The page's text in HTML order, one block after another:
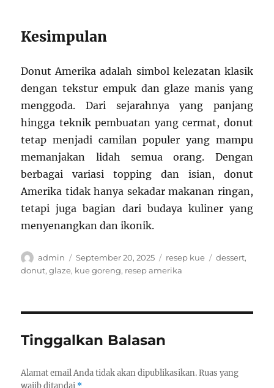
Kesimpulan
Donut Amerika adalah simbol kelezatan klasik
dengan tekstur empuk dan glaze manis yang
menggoda. Dari sejarahnya yang panjang
hingga teknik pembuatan yang cermat, donut
tetap menjadi camilan populer yang mampu
memanjakan lidah semua orang. Dengan
berbagai variasi topping dan isian, donut
Amerika tidak hanya sekadar makanan ringan,
tetapi juga bagian dari budaya kuliner yang
menyenangkan dan ikonik.
Author
admin
Posted
on
September 20, 2025 Categories
resep kue Tags
dessert,
donut,glaze, kue goreng, resep amerika
Tinggalkan Balasan
Alamat email Anda tidak akan dipublikasikan. Ruas yang